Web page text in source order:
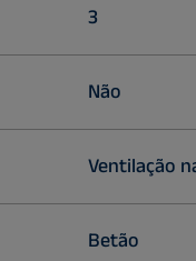
3
Não
Ventilação
Betão